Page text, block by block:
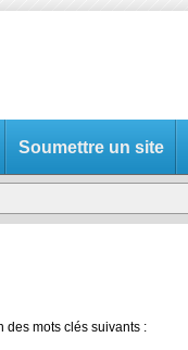
Soumettre un site
des mots clés suivants :